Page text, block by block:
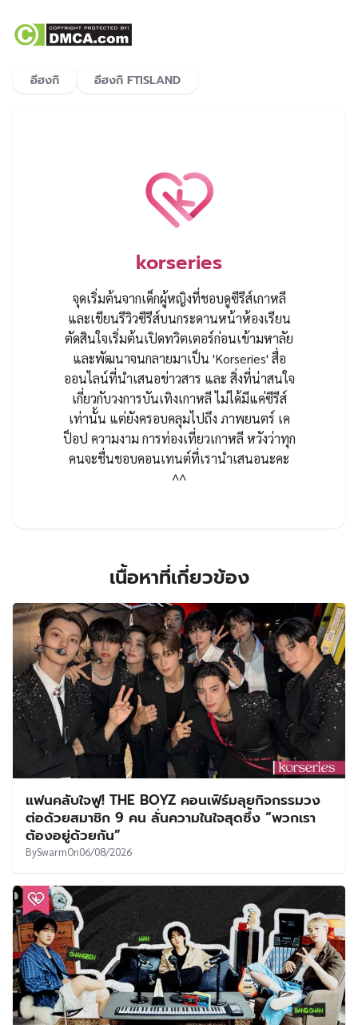
อีฮงกิ อีฮงกิ FTISLAND
korseries
จุดเริ่มต้นจากเด็กผู้หญิงที่ชอบดูซีรีส์เกาหลี
และเขียนรีวิวซีรีส์บนกระดานหน้าห้องเรียน
ตัดสินใจเริ่มต้นเปิดทวิตเตอร์ก่อนเข้ามหาลัย
และพัฒนาจนกลายมาเป็น 'Korseries' สื่อ
ออนไลน์ที่นำเสนอข่าวสาร และ สิ่งที่น่าสนใจ
เกี่ยวกับวงการบันเทิงเกาหลี ไม่ได้มีแค่ซีรีส์
เท่านั้น แต่ยังครอบคลุมไปถึง ภาพยนตร์ เค
ป็อป ความงาม การท่องเที่ยวเกาหลี หวังว่าทุก
คนจะชื่นชอบคอนเทนต์ที่เรานำเสนอนะคะ
^^
เนื้อหาที่เกี่ยวข้อง
แฟนคลับใจฟู! THE BOYZ คอนเฟิร์มลุยกิจกรรมวง
ต่อด้วยสมาชิก 9 คน ลั่นความในใจสุดซึ้ง “พวกเรา
ต้องอยู่ด้วยกัน”
BySwarmOn06/08/2026